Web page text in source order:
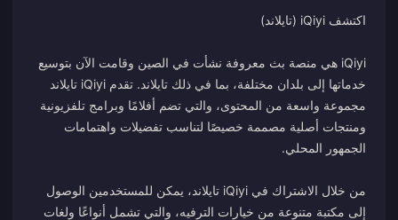
iQiyi هي منصة بث معروفة نشأت في الصين وقامت الآن بتوسيع
خدماتها إلى بلدان مختلفة، بما في ذلك تايلاند. تقدم iQiyi تايلاند
مجموعة واسعة من المحتوى، والتي تضم أفلامًا وبرامج تلفزيونية
ومنتجات أصلية مصممة خصيصًا لتناسب تفضيلات واهتمامات
من خلال الاشتراك في iQiyi تايلاند، يمكن للمستخدمين الوصول
إلى مكتبة متنوعة من خيارات الترفيه، والتي تشمل أنواعًا ولغات